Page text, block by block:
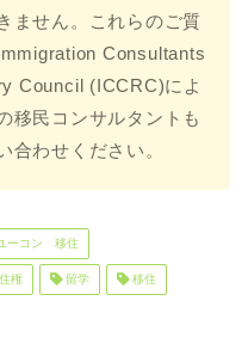
ません。これらのご質
Consultants
Council (ICCRC)によ
移民コンサルタントも
合わせください。
ーコン 移住
権 留学 移住